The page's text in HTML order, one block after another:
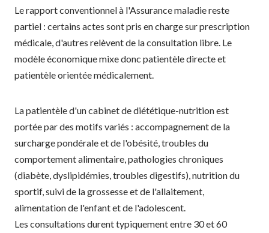
Le rapport conventionnel à l'Assurance maladie reste
partiel : certains actes sont pris en charge sur prescription
médicale, d'autres relèvent de la consultation libre. Le
modèle économique mixe donc patientèle directe et
patientèle orientée médicalement.
La patientèle d'un cabinet de diététique-nutrition est
portée par des motifs variés : accompagnement de la
surcharge pondérale et de l'obésité, troubles du
comportement alimentaire, pathologies chroniques
(diabète, dyslipidémies, troubles digestifs), nutrition du
sportif, suivi de la grossesse et de l'allaitement,
alimentation de l'enfant et de l'adolescent.
Les consultations durent typiquement entre 30 et 60